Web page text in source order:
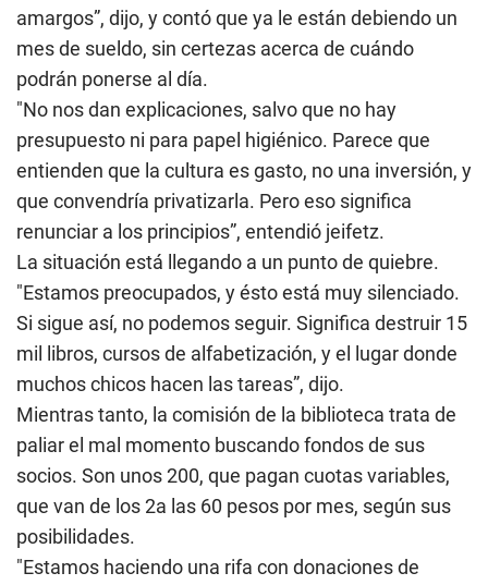
amargos”, dijo, y contó que ya le están debiendo un
mes de sueldo, sin certezas acerca de cuándo
podrán ponerse al día.
"No nos dan explicaciones, salvo que no hay
presupuesto ni para papel higiénico. Parece que
entienden que la cultura es gasto, no una inversión, y
que convendría privatizarla. Pero eso significa
renunciar a los principios”, entendió jeifetz.
La situación está llegando a un punto de quiebre.
"Estamos preocupados, y ésto está muy silenciado.
Si sigue así, no podemos seguir. Significa destruir 15
mil libros, cursos de alfabetización, y el lugar donde
muchos chicos hacen las tareas”, dijo.
Mientras tanto, la comisión de la biblioteca trata de
paliar el mal momento buscando fondos de sus
socios. Son unos 200, que pagan cuotas variables,
que van de los 2a las 60 pesos por mes, según sus
posibilidades.
"Estamos haciendo una rifa con donaciones de